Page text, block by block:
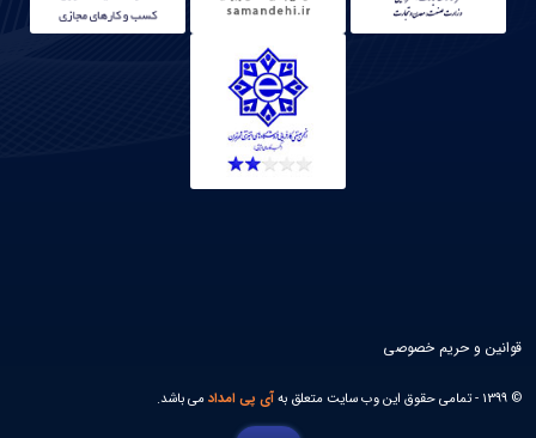
© 1399 - تمامی حقوق این وب سایت متعلق به آی پی امدادمی باشد.
قوانین و حریم خصوصی